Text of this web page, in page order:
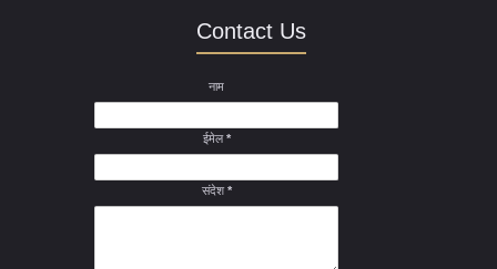
Contact Us
नाम
ईमेल*
संदेश*